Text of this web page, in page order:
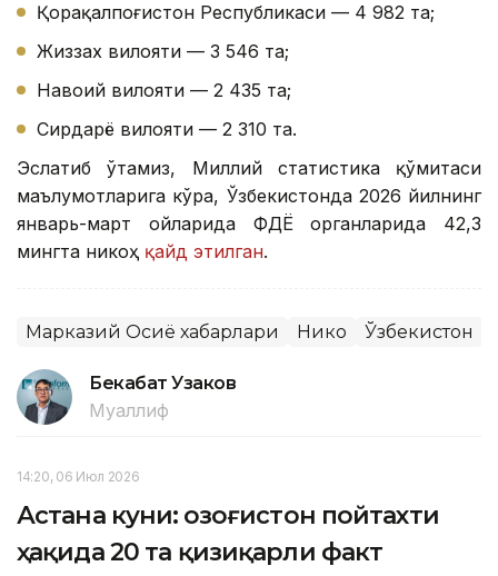
Қорақалпоғистон Республикаси — 4 982 та;
Жиззах вилояти — 3 546 та;
Навоий вилояти — 2 435 та;
Сирдарё вилояти — 2 310 та.
Эслатиб ўтамиз, Миллий статистика қўмитаси
маълумотларига кўра, Ўзбекистонда 2026 йилнинг
январь-март ойларида ФҲДЁ органларида 42,3
мингта никоҳ қайд этилган.
Марказий Осиё хабарлари Никоҳ Ўзбекистон
Бекабат Узаков
Муаллиф
14:20, 06 Июл 2026
Астана куни: Қозоғистон пойтахти
ҳақида 20 та қизиқарли факт